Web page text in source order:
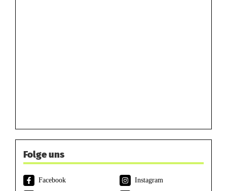
Folge uns
Facebook
Instagram